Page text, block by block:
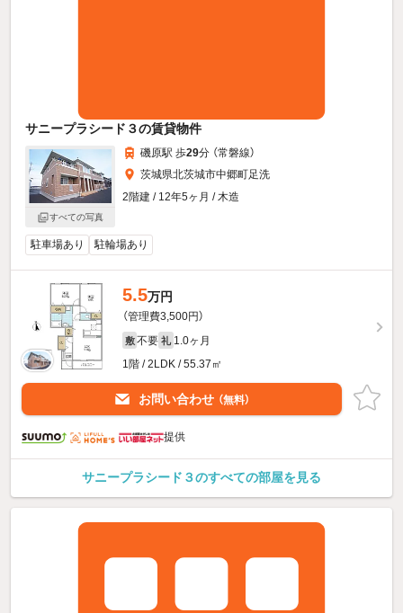
サニープラシード３の賃貸物件
すべての写真
磯原駅 歩29分 （常磐線）
茨城県北茨城市中郷町足洗
2階建 / 12年5ヶ月 / 木造
駐車場あり 駐輪場あり
5.5万円
（管理費3,500円）
敷 不要 礼 1.0ヶ月
1階 / 2LDK / 55.37㎡
お問い合わせ （無料）
提供
サニープラシード３のすべての部屋を見る